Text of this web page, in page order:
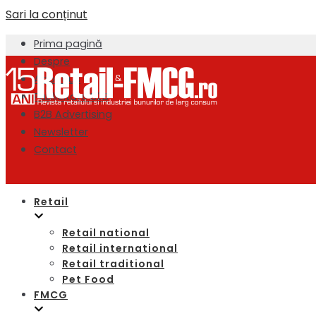
Sari la conținut
Prima pagină
Despre
About us
Publicitate B2B
B2B Advertising
Newsletter
Contact
Retail
Retail national
Retail international
Retail traditional
Pet Food
FMCG